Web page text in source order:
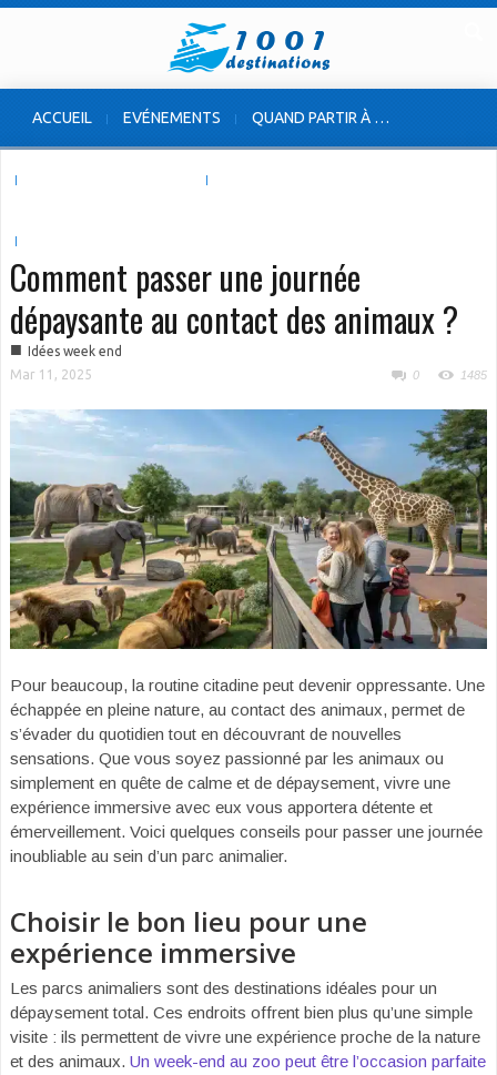
ACCUEIL EVÉNEMENTS QUAND PARTIR À …
Comment passer une journée
dépaysante au contact des animaux ?
■ Idées week end
Mar 11, 2025
0 1485
Pour beaucoup, la routine citadine peut devenir oppressante. Une
échappée en pleine nature, au contact des animaux, permet de
s’évader du quotidien tout en découvrant de nouvelles
sensations. Que vous soyez passionné par les animaux ou
simplement en quête de calme et de dépaysement, vivre une
expérience immersive avec eux vous apportera détente et
émerveillement. Voici quelques conseils pour passer une journée
inoubliable au sein d’un parc animalier.
Choisir le bon lieu pour une
expérience immersive
Les parcs animaliers sont des destinations idéales pour un
dépaysement total. Ces endroits offrent bien plus qu’une simple
visite : ils permettent de vivre une expérience proche de la nature
et des animaux. Un week-end au zoo peut être l’occasion parfaite